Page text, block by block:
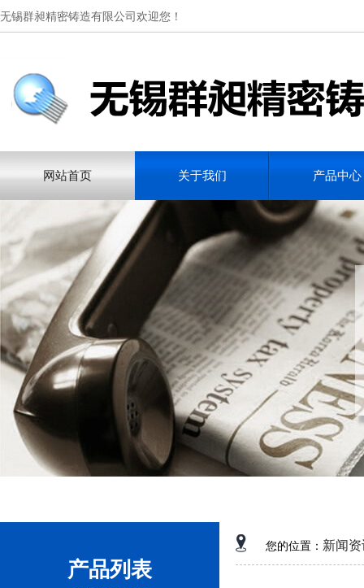
无锡群昶精密铸造有限公司欢迎您！
网站首页 关于我们 产品中心
产品列表
您的位置： 新闻